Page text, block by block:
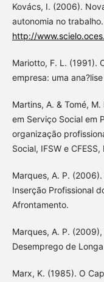
Kovács, I. (2006).
autonomia no
http://
Mariotto, F. L. (1991).
empresa: uma
Martins, A. & Tomé,
em Serviço Social em
organização
Social, IFSW e
Marques, A. P.
Inserção Profissional
Afrontamento.
Marques, A. P.
Desemprego de
Marx, K. (1985). O